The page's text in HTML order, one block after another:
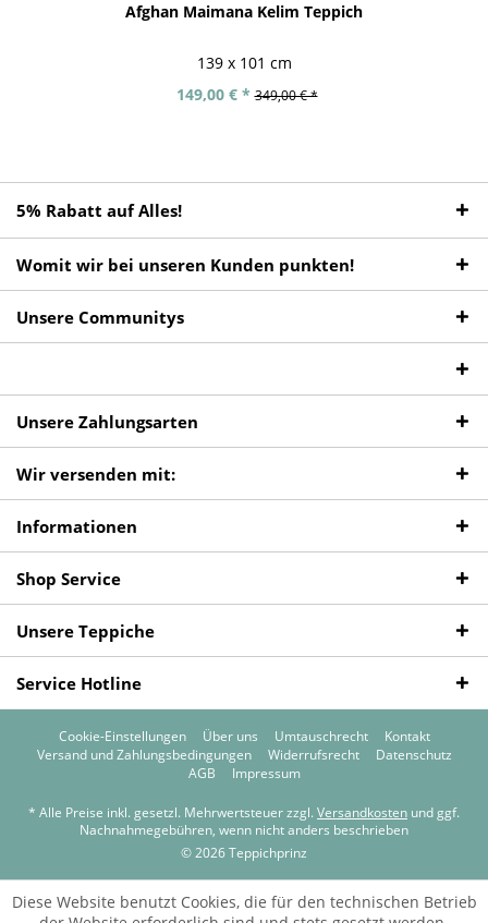
Afghan Maimana Kelim Teppich
139 x 101 cm
149,00 € * 349,00 € *
5% Rabatt auf Alles!
Womit wir bei unseren Kunden punkten!
Unsere Communitys
Unsere Zahlungsarten
Wir versenden mit:
Informationen
Shop Service
Unsere Teppiche
Service Hotline
Cookie-Einstellungen Über uns Umtauschrecht
Kontakt
Versand und Zahlungsbedingungen
Widerrufsrecht
Datenschutz
AGB
Impressum
* Alle Preise inkl. gesetzl. Mehrwertsteuer zzgl. Versandkosten und ggf.
Nachnahmegebühren, wenn nicht anders beschrieben
© 2026 Teppichprinz
Diese Website benutzt Cookies, die für den technischen Betrieb